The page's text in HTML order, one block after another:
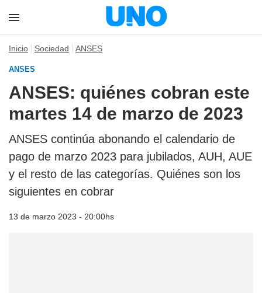
Inicio Sociedad ANSES
ANSES
ANSES: quiénes cobran este
martes 14 de marzo de 2023
ANSES continúa abonando el calendario de
pago de marzo 2023 para jubilados, AUH, AUE
y el resto de las categorías. Quiénes son los
siguientes en cobrar
13 de marzo 2023 - 20:00hs